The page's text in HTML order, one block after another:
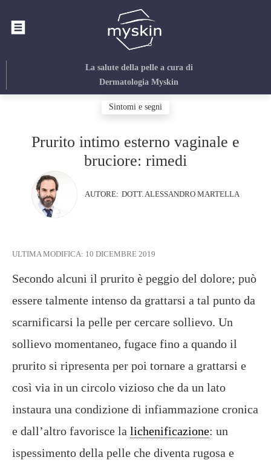
La salute della pelle a cura di
Dermatologia Myskin
Sintomi e segni
Prurito intimo esterno vaginale e
bruciore: rimedi
AUTORE: DOTT. ALESSANDRO MARTELLA
ULTIMA MODIFICA: 10 DICEMBRE 2019
Secondo alcuni il prurito è peggio del dolore; può
essere talmente intenso da grattarsi a tal punto da
scarnificarsi la pelle per cercare sollievo. Un
sollievo momentaneo, fugace fino a quando il
prurito si ripresenta per poi tornare a grattarsi e
così via in un circolo vizioso che da un lato
instaura una condizione di infiammazione cronica
e dall’altro favorisce la lichenificazione: un
ispessimento della pelle che diventa rugosa e